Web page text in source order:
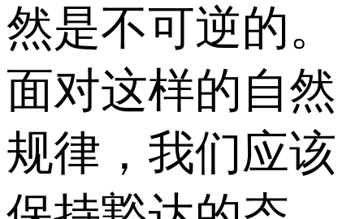
然是不可逆的。
面对这样的自然
规律，我们应该